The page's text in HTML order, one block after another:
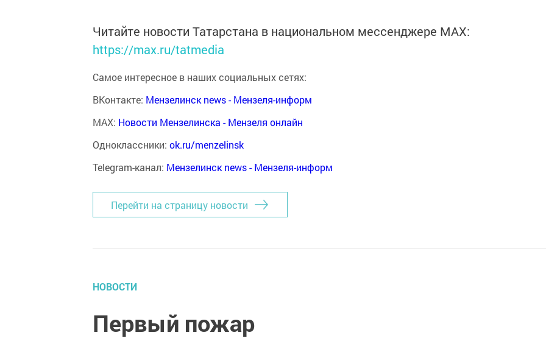
Читайте новости Татарстана в национальном мессенджере MАХ:
https://max.ru/tatmedia
Самое интересное в наших социальных сетях:
ВКонтакте: Мензелинск news - Мензеля-информ
MAX: Новости Мензелинска - Мензеля онлайн
Одноклассники: ok.ru/menzelinsk
Telegram-канал: Мензелинск news - Мензеля-информ
Перейти на страницу новости
НОВОСТИ
Первый пожар